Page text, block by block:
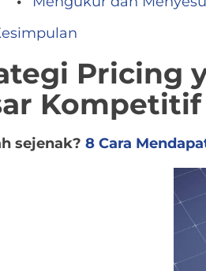
Pricing
Kompetitif
sejenak? 8 Cara